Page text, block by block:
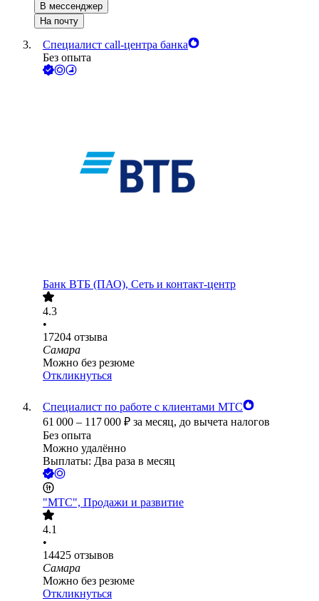
В мессенджер
На почту
Специалист call-центра банка
Без опыта
Банк ВТБ (ПАО), Сеть и контакт-центр
4.3
•
17204 отзыва
Самара
Можно без резюме
Откликнуться
Специалист по работе с клиентами МТС
61 000 – 117 000 ₽ за месяц, до вычета налогов
Без опыта
Можно удалённо
Выплаты: Два раза в месяц
"МТС", Продажи и развитие
4.1
•
14425 отзывов
Самара
Можно без резюме
Откликнуться